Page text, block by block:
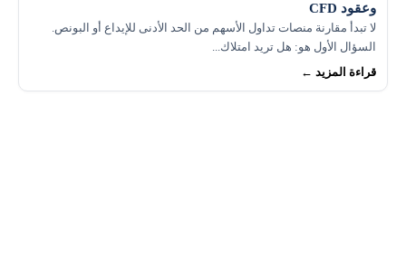
وعقود CFD
لا تبدأ مقارنة منصات تداول الأسهم من الحد الأدنى للإيداع أو البونص.
السؤال الأول هو: هل تريد امتلاك...
قراءة المزيد ←